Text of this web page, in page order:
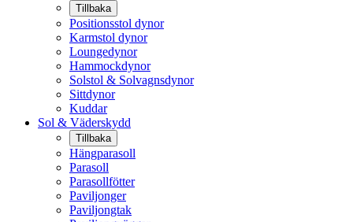
Tillbaka
Positionsstol dynor
Karmstol dynor
Loungedynor
Hammockdynor
Solstol & Solvagnsdynor
Sittdynor
Kuddar
Sol & Väderskydd
Tillbaka
Hängparasoll
Parasoll
Parasollfötter
Paviljonger
Paviljongtak